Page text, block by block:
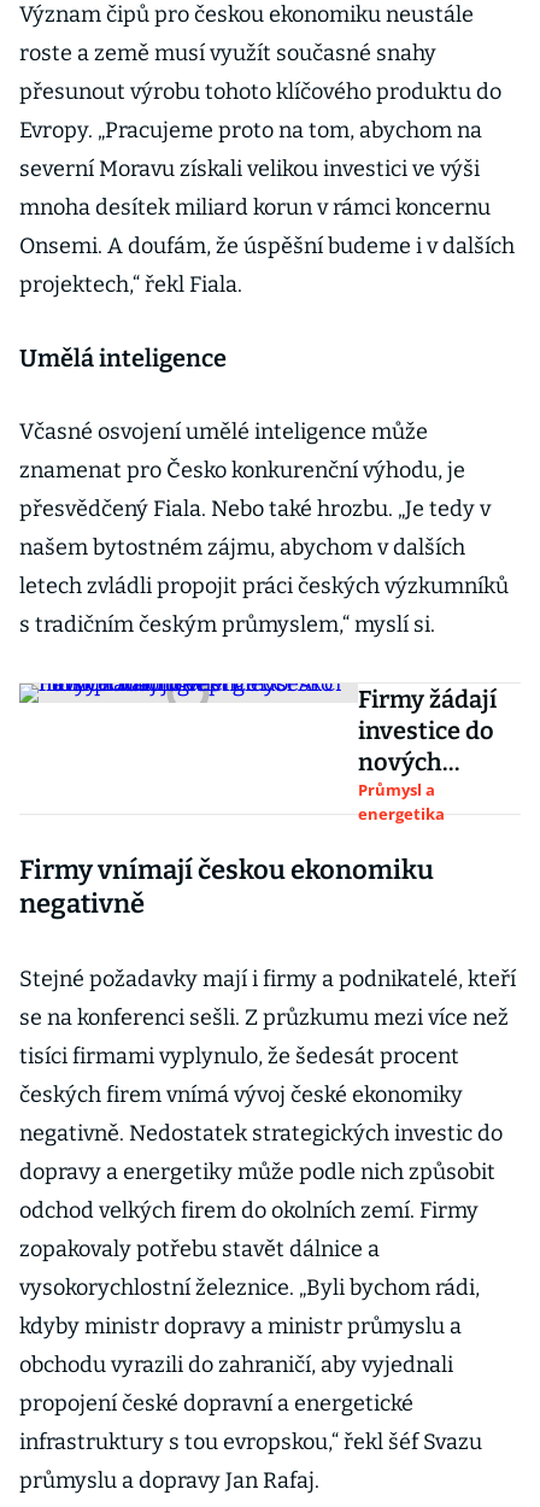
Význam čipů pro českou ekonomiku neustále
roste a země musí využít současné snahy
přesunout výrobu tohoto klíčového produktu do
Evropy. „Pracujeme proto na tom, abychom na
severní Moravu získali velikou investici ve výši
mnoha desítek miliard korun v rámci koncernu
Onsemi. A doufám, že úspěšní budeme i v dalších
projektech,“ řekl Fiala.
Umělá inteligence
Včasné osvojení umělé inteligence může
znamenat pro Česko konkurenční výhodu, je
přesvědčený Fiala. Nebo také hrozbu. „Je tedy v
našem bytostném zájmu, abychom v dalších
letech zvládli propojit práci českých výzkumníků
s tradičním českým průmyslem,“ myslí si.
Firmy žádají
investice do
nových
zdrojů
energie.
Česko musí
přitáhnout
gie
Průmysl a
energetika
Firmy vnímají českou ekonomiku
negativně
Stejné požadavky mají i firmy a podnikatelé, kteří
se na konferenci sešli. Z průzkumu mezi více než
tisíci firmami vyplynulo, že šedesát procent
českých firem vnímá vývoj české ekonomiky
negativně. Nedostatek strategických investic do
dopravy a energetiky může podle nich způsobit
odchod velkých firem do okolních zemí. Firmy
zopakovaly potřebu stavět dálnice a
vysokorychlostní železnice. „Byli bychom rádi,
kdyby ministr dopravy a ministr průmyslu a
obchodu vyrazili do zahraničí, aby vyjednali
propojení české dopravní a energetické
infrastruktury s tou evropskou,“ řekl šéf Svazu
průmyslu a dopravy Jan Rafaj.